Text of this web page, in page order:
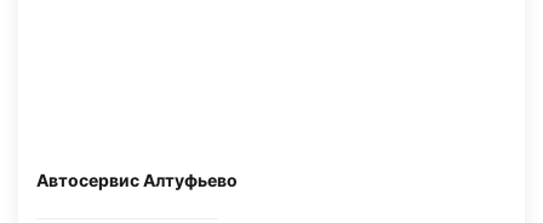
Автосервис Алтуфьево